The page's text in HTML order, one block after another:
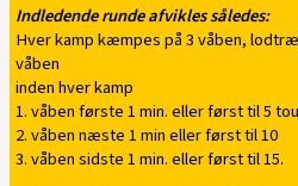
Indledende runde afvikles således:
Hver kamp kæmpes på 3 våben,
våben
inden hver kamp
1. våben første 1 min. eller først til 5
2. våben næste 1 min eller først til 10
3. våben sidste 1 min. eller først til 15.